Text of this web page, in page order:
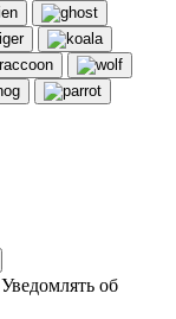
Уведомлять об